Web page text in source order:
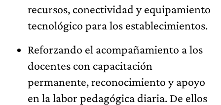
recursos, conectividad y equipamiento
tecnológico para los establecimientos.
Reforzando el acompañamiento a los
docentes con capacitación
permanente, reconocimiento y apoyo
en la labor pedagógica diaria. De ellos